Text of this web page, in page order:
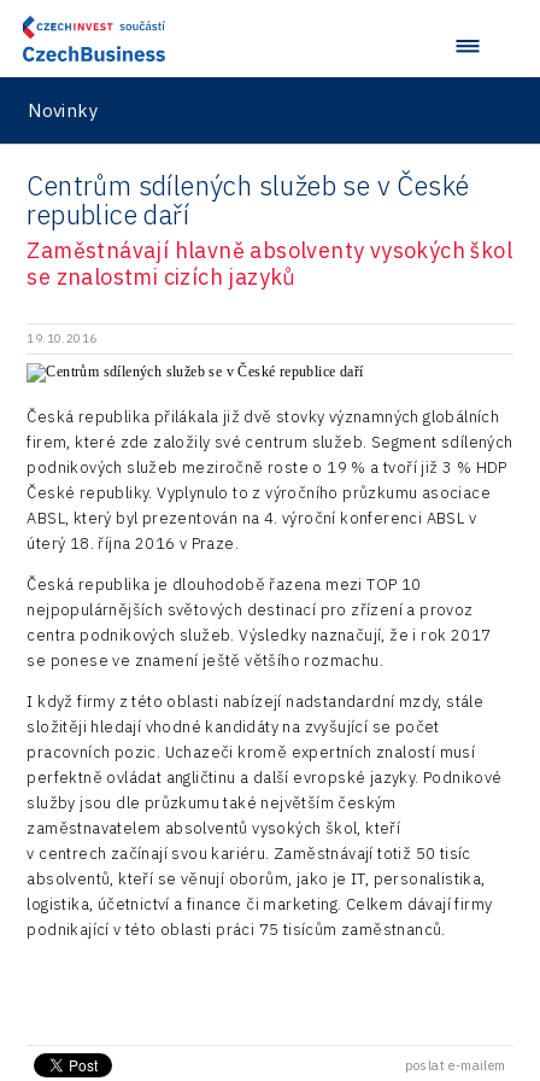
Hybrid Company
Langino
Pikto Digital
Retailys
Stavario
Ullmanna
VisionCraft
Hunter Games
Kaleido
LAM-X
Virtual Lab
Private
Design
Production
Services
Aerospace
Drones
Manufacturing
Rail
Road
Connectivity
Data services
Devices
Infrastructure
Logic/MaaS
R&D
SPACE
Doprava a mobilita
Dotace
Energetika
Inovace
Kreativní průmysl
Marketing
Podpora podnikání
PPP projekty
Průmyslová zóna
Příhraničí
Společenská odpovědnost
Technická infrastruktura
Technické vzdělávání
Zaměstnanost
Inspirativní region 2021
Investice v obcích a městech 2022
Investice v obcích a městech 2023
Investičně atraktivní region 2019
Konference Potenciál místní ekonomiky 2022
Konference Potenciál místní ekonomiky 2021
Konference Potenciál místní ekonomiky 2019
Konference Potenciál místní ekonomiky 2018
Představení průběžného pokroku projektu
Pasportizace
Olomouc
Ostrava
Plzeň
Praha a střední Čechy
Ústí nad Labem
Německo
Taiwan
Novinky
Centrům sdílených služeb se v České
republice daří
Zaměstnávají hlavně absolventy vysokých škol
se znalostmi cizích jazyků
19.10.2016
Česká republika přilákala již dvě stovky významných globálních
firem, které zde založily své centrum služeb. Segment sdílených
podnikových služeb meziročně roste o 19 % a tvoří již 3 % HDP
České republiky. Vyplynulo to z výročního průzkumu asociace
ABSL, který byl prezentován na 4. výroční konferenci ABSL v
úterý 18. října 2016 v Praze.
Česká republika je dlouhodobě řazena mezi TOP 10
nejpopulárnějších světových destinací pro zřízení a provoz
centra podnikových služeb. Výsledky naznačují, že i rok 2017
se ponese ve znamení ještě většího rozmachu.
I když firmy z této oblasti nabízejí nadstandardní mzdy, stále
složitěji hledají vhodné kandidáty na zvyšující se počet
pracovních pozic. Uchazeči kromě expertních znalostí musí
perfektně ovládat angličtinu a další evropské jazyky. Podnikové
služby jsou dle průzkumu také největším českým
zaměstnavatelem absolventů vysokých škol, kteří
v centrech začínají svou kariéru. Zaměstnávají totiž 50 tisíc
absolventů, kteří se věnují oborům, jako je IT, personalistika,
logistika, účetnictví a finance či marketing. Celkem dávají firmy
podnikající v této oblasti práci 75 tisícům zaměstnanců.
poslat e-mailem